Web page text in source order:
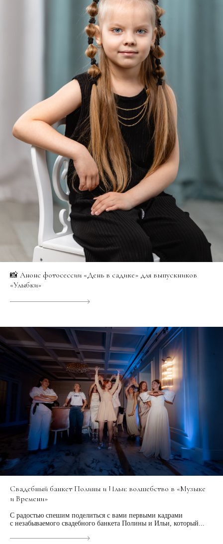
📸 Анонс фотосессии «День в садике» для выпускников
«Улыбки»
Свадебный банкет Полины и Ильи: волшебство в «Музыке
и Времени»
С радостью спешим поделиться с вами первыми кадрами
с незабываемого свадебного банкета Полины и Ильи, который...